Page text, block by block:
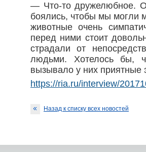
— Что-то дружелюбное.
боялись, чтобы мы могли
животные очень
перед ними стоит
страдали от
людьми. Хотелось бы,
вызывало у них приятные
https://ria.ru/interview/
Назад к списку всех новостей